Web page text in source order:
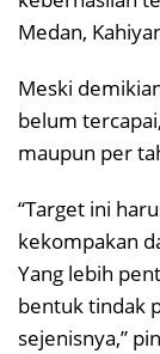
Medan,
Meski
belum
maupun per
“Target ini
kekompakan
Yang lebih
bentuk tindak
sejenisnya,”